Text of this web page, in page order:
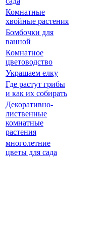
Комнатные
хвойные растения
Бомбочки для
ванной
Комнатное
цветоводство
Украшаем елку
Где растут грибы
и как их собирать
Декоративно-
лиственные
комнатные
растения
многолетние
цветы для сада